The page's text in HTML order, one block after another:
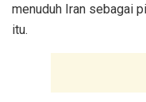
menuduh Iran sebagai
itu.